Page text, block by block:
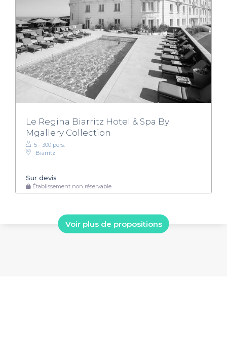
Le Regina Biarritz Hotel & Spa By
Mgallery Collection
5 - 300 pers.
Biarritz
Sur devis
Établissement non réservable
Voir plus de propositions